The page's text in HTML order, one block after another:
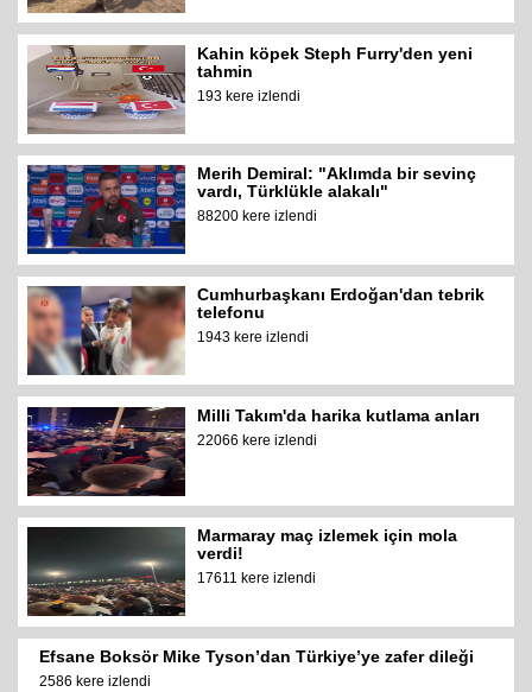
Kahin köpek Steph Furry'den yeni
tahmin
193 kere izlendi
Merih Demiral: "Aklımda bir sevinç
vardı, Türklükle alakalı"
88200 kere izlendi
Cumhurbaşkanı Erdoğan'dan tebrik
telefonu
1943 kere izlendi
Milli Takım'da harika kutlama anları
22066 kere izlendi
Marmaray maç izlemek için mola
verdi!
17611 kere izlendi
Efsane Boksör Mike Tyson’dan Türkiye’ye zafer dileği
2586 kere izlendi